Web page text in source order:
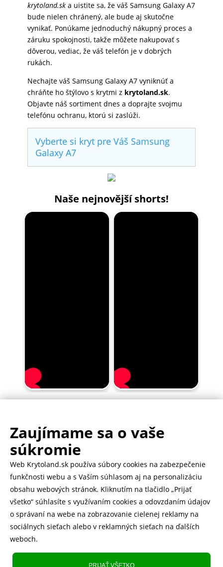
krytoland.ska uistite sa, že váš Samsung Galaxy A7
bude nielen chránený, ale bude aj skutočne
vynikať. Ponúkame jednoduchý nákupný proces a
záruku spokojnosti, takže môžete nakupovať s
dôverou, vediac, že váš telefón je v dobrých
rukách.
Nechajte váš Samsung Galaxy A7 vyniknúť a
chráňte ho štýlovo s krytmi z krytoland.sk.
Objavte náš sortiment dnes a doprajte svojmu
telefónu ochranu, ktorú si zaslúži.
Vyberte si kryt pre Váš Samsung
Galaxy A7
Naše nejnovější shorts!
.
Rychlé doručenie 1-2 dní
Heurekazobraziť recenzie
Instagram5.643 fanúšikov
Zaujímame sa o vaše
súkromie
Web Krytoland.sk používa súbory cookies na zabezpečenie
funkčnosti webu a s Vaším súhlasom aj na personalizáciu
obsahu webových stránok. Kliknutím na tlačidlo „Prijať
všetko“ súhlasíte s využívaním cookies a odovzdaním údajov
o správaní na webe na zobrazovanie cielenej reklamy na
sociálnych sieťach alebo v reklamných sieťach na ďalších
weboch.
PRIJAŤ VŠETKO